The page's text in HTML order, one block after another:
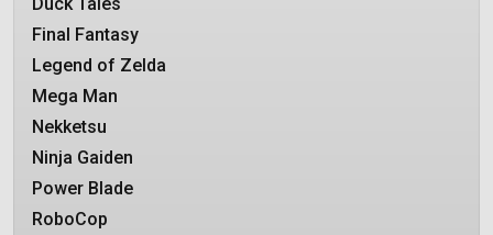
Duck Tales
Final Fantasy
Legend of Zelda
Mega Man
Nekketsu
Ninja Gaiden
Power Blade
RoboCop